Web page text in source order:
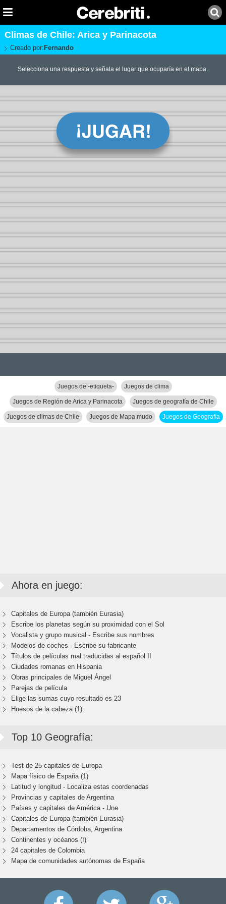
Climas de Chile: Arica y Parinacota
Creado por: Fernando
Selecciona una respuesta y señala el lugar que ocuparía en el mapa.
Juegos de -etiqueta- Juegos de clima
Juegos de Región de Arica y Parinacota Juegos de geografía de Chile
Juegos de climas de Chile Juegos de Mapa mudo Juegos de Geografía
Ahora en juego:
Capitales de Europa (también Eurasia)
Escribe los planetas según su proximidad con el Sol
Vocalista y grupo musical - Escribe sus nombres
Modelos de coches - Escribe su fabricante
Títulos de películas mal traducidas al español II
Ciudades romanas en Hispania
Obras principales de Miguel Ángel
Parejas de película
Elige las sumas cuyo resultado es 23
Huesos de la cabeza (1)
Top 10 Geografía:
Test de 25 capitales de Europa
Mapa físico de España (1)
Latitud y longitud - Localiza estas coordenadas
Provincias y capitales de Argentina
Países y capitales de América - Une
Capitales de Europa (también Eurasia)
Departamentos de Córdoba, Argentina
Continentes y océanos (I)
24 capitales de Colombia
Mapa de comunidades autónomas de España